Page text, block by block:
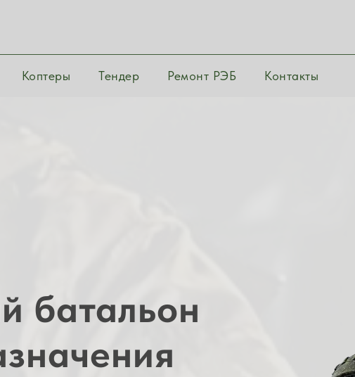
Коптеры Тендер Ремонт РЭБ Контакты
батальон